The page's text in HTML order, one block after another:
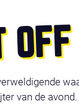
OFF
van de avond.